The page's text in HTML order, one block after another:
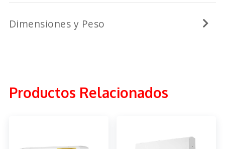
Dimensiones y Peso
Productos Relacionados